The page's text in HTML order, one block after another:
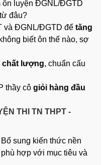
ôn luyện ĐGNL/ĐGTD
đâu?
và ĐGNL/ĐGTD để tăng
biết ôn thế nào, sợ
chất lượng, chuẩn cấu
thầy cô giỏi hàng đầu
THI TN THPT -
sung kiến thức nền
hợp với mục tiêu và